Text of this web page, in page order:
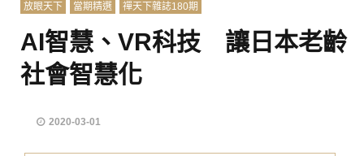
放眼天下 當期精選 禪天下雜誌180期
AI智慧、VR科技 讓日本老齡
社會智慧化
2020-03-01